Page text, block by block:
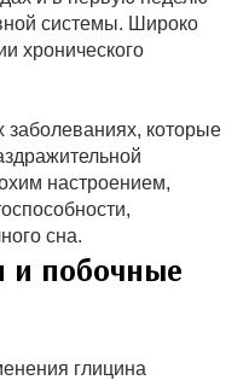
системы. Широко
хронического
которые
настроением,
сна.
и побочные
глицина